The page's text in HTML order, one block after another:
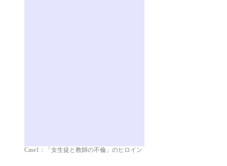
Case1：「女生徒と教師の不倫」のヒロイン